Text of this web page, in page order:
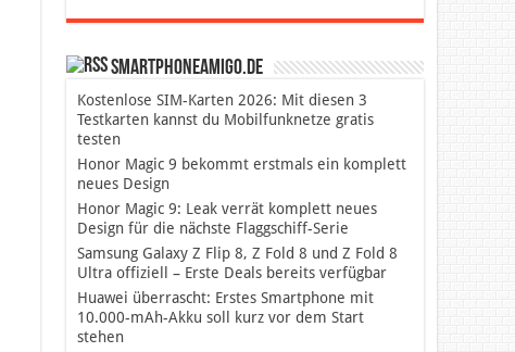
SmartphoneAmigo.de
Kostenlose SIM-Karten 2026: Mit diesen 3
Testkarten kannst du Mobilfunknetze gratis
testen
Honor Magic 9 bekommt erstmals ein komplett
neues Design
Honor Magic 9: Leak verrät komplett neues
Design für die nächste Flaggschiff-Serie
Samsung Galaxy Z Flip 8, Z Fold 8 und Z Fold 8
Ultra offiziell – Erste Deals bereits verfügbar
Huawei überrascht: Erstes Smartphone mit
10.000-mAh-Akku soll kurz vor dem Start
stehen